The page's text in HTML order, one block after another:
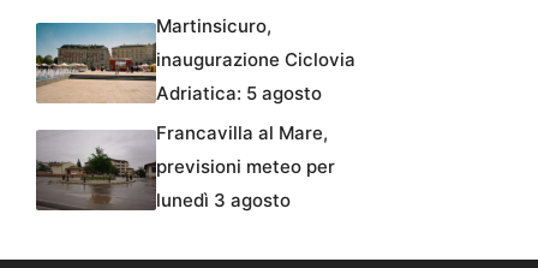
Martinsicuro,
inaugurazione Ciclovia
Adriatica: 5 agosto
Francavilla al Mare,
previsioni meteo per
lunedì 3 agosto